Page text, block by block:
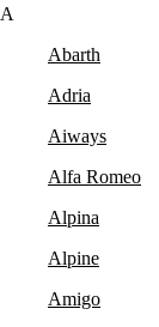
A
Abarth
Adria
Aiways
Alfa Romeo
Alpina
Alpine
Amigo